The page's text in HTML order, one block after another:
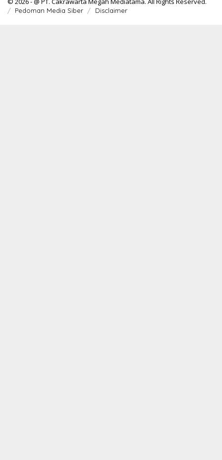
Pedoman Media Siber Disclaimer